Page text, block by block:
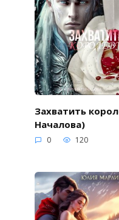
Захватить
Началова)
0 120